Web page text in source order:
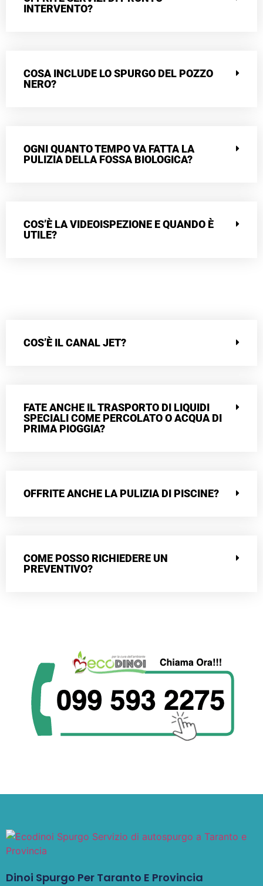
INTERVENTO?
COSA INCLUDE LO SPURGO DEL POZZO
NERO?
OGNI QUANTO TEMPO VA FATTA LA
PULIZIA DELLA FOSSA BIOLOGICA?
COS’È LA VIDEOISPEZIONE E QUANDO È
UTILE?
COS’È IL CANAL JET?
FATE ANCHE IL TRASPORTO DI LIQUIDI
SPECIALI COME PERCOLATO O ACQUA DI
PRIMA PIOGGIA?
OFFRITE ANCHE LA PULIZIA DI PISCINE?
COME POSSO RICHIEDERE UN
PREVENTIVO?
Dinoi Spurgo Per Taranto E Provincia